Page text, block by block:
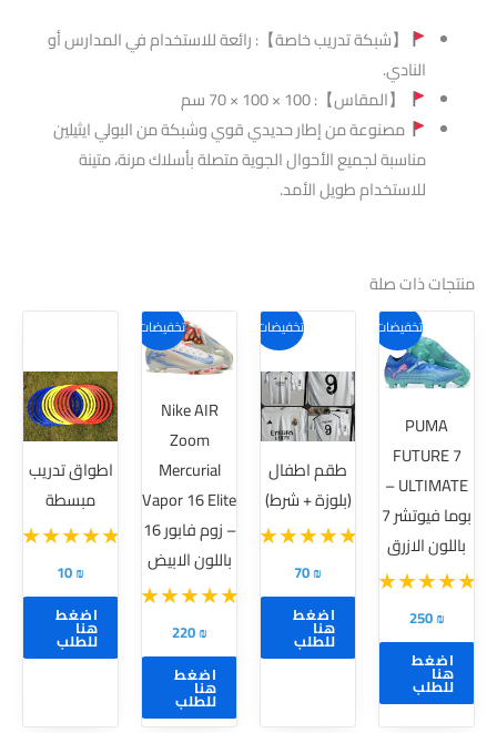
【شبكة تدريب خاصة】: رائعة للاستخدام في المدارس أو
النادي.
【المقاس】: 100 × 100 × 70 سم
مصنوعة من إطار حديدي قوي وشبكة من البولي ايثيلين
مناسبة لجميع الأحوال الجوية متصلة بأسلاك مرنة، متينة
للاستخدام طويل الأمد.
منتجات ذات صلة
تخفيضات!
PUMA
FUTURE 7
ULTIMATE –
بوما فيوتشر 7
باللون الازرق
250₪
اضغط
هنا
للطلب
هناك
العديد
من
الأشكال
المختلفة
لهذا
المنتج.
يمكن
اختيار
الخيارات
على
صفحة
المنتج
تخفيضات!
طقم اطفال
(بلوزة + شرط)
70₪
اضغط
هنا
للطلب
هناك
العديد
من
الأشكال
المختلفة
لهذا
المنتج.
يمكن
اختيار
الخيارات
على
صفحة
تخفيضات!
Nike AIR
Zoom
Mercurial
Vapor 16 Elite
– زوم فابور 16
باللون الابيض
220₪
اضغط
هنا
للطلب
هناك
العديد
من
الأشكال
المختلفة
لهذا
المنتج.
يمكن
اختيار
الخيارات
على
صفحة
المنتج
اطواق تدريب
مبسطة
10₪
اضغط
هنا
للطلب